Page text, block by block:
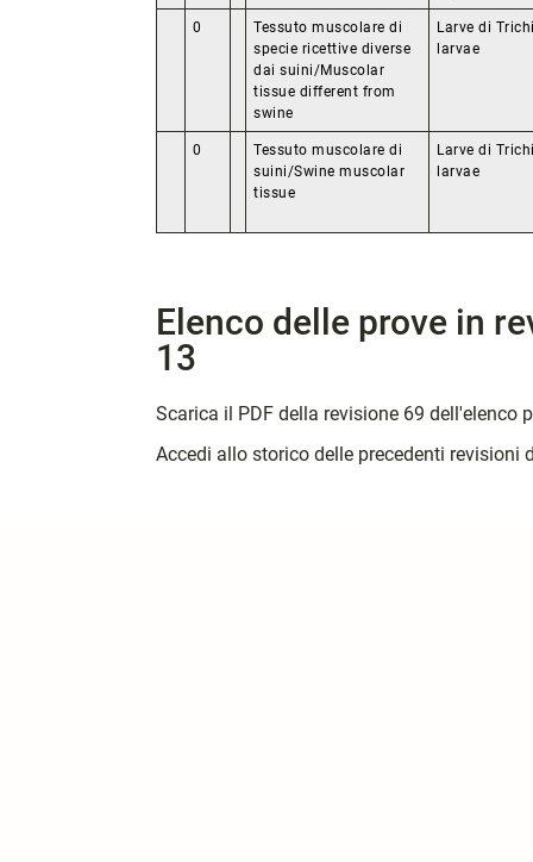
0
Tessuto muscolare di
specie ricettive diverse
dai suini/Muscolar
tissue different from
swine
Larve di
larvae
0
Tessuto muscolare di
suini/Swine muscolar
tissue
Larve di
larvae
Elenco delle prove in
13
Scarica il PDF della revisione 69 dell'elenco
Accedi allo storico delle precedenti revisioni